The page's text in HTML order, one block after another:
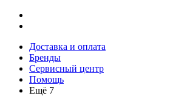
Доставка и оплата
Бренды
Сервисный центр
Помощь
Ещё 7